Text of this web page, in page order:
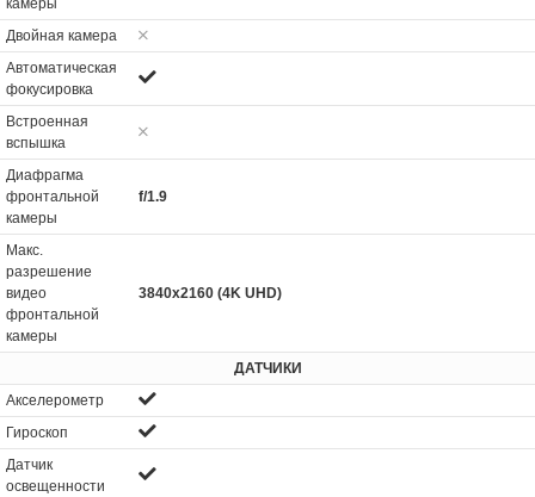
камеры
Двойная камера
Автоматическая
фокусировка
Встроенная
вспышка
Диафрагма
фронтальной
камеры
f/1.9
Макс.
разрешение
видео
фронтальной
камеры
3840x2160 (4K UHD)
ДАТЧИКИ
Акселерометр
Гироскоп
Датчик
освещенности